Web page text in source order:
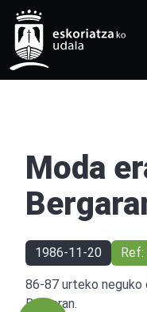
Moda
1986-11-20
86-87 urteko neguko
Bergaran.